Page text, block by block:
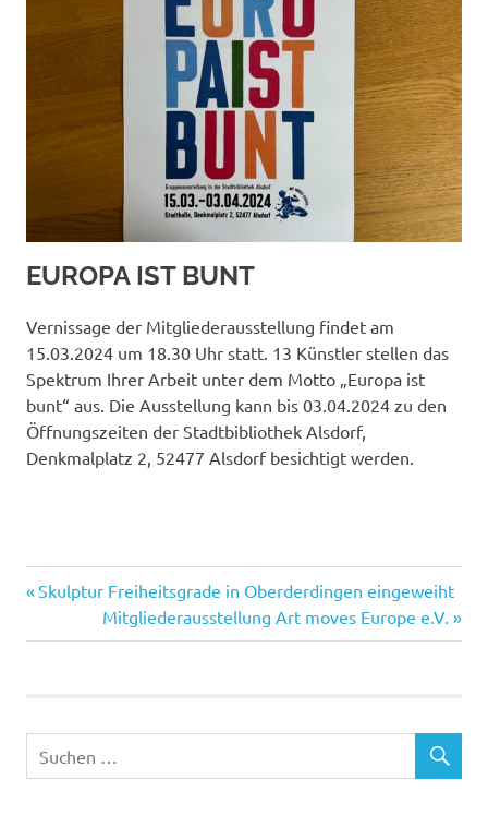
EUROPA IST BUNT
Vernissage der Mitgliederausstellung findet am
15.03.2024 um 18.30 Uhr statt. 13 Künstler stellen das
Spektrum Ihrer Arbeit unter dem Motto „Europa ist
bunt“ aus. Die Ausstellung kann bis 03.04.2024 zu den
Öffnungszeiten der Stadtbibliothek Alsdorf,
Denkmalplatz 2, 52477 Alsdorf besichtigt werden.
Beitragsnavigation
Vorheriger
Skulptur Freiheitsgrade in Oberderdingen eingeweiht
Nächster
Beitrag:
Mitgliederausstellung Art moves Europe e.V.